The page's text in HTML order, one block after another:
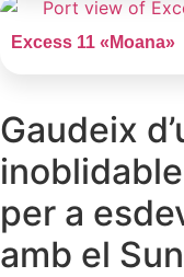
Excess 11 «Moana»
Gaudeix
per a
amb el